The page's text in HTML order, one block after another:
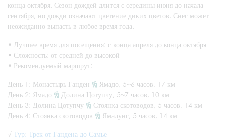
конца октября. Сезон дождей длится с середины июня до начала
сентября, но дожди означают цветение диких цветов. Снег может
неожиданно выпасть в любое время года.
• Лучшее время для посещения: с конца апреля до конца октября
• Сложность: от средней до высокой
• Рекомендуемый маршрут:
День 1: Монастырь Ганден
Ямадо, 5~6 часов, 17 км
День 2: Ямадо
Долина Цотупчу, 5~7 часов, 10 км
День 3: Долина Цотупчу
Стоянка скотоводов, 5 часов, 14 км
День 4: Стоянка скотоводов
Ямалунг, 5 часов, 14 км
√ Тур: Трек от Гандена до Самье